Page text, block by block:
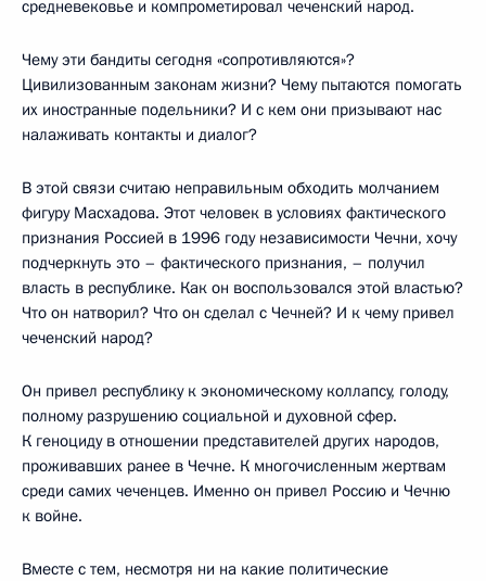
средневековье и компрометировал чеченский народ.
Чему эти бандиты сегодня «сопротивляются»?
Цивилизованным законам жизни? Чему пытаются помогать
их иностранные подельники? И с кем они призывают нас
налаживать контакты и диалог?
В этой связи считаю неправильным обходить молчанием
фигуру Масхадова. Этот человек в условиях фактического
признания Россией в 1996 году независимости Чечни, хочу
подчеркнуть это – фактического признания, – получил
власть в республике. Как он воспользовался этой властью?
Что он натворил? Что он сделал с Чечней? И к чему привел
чеченский народ?
Он привел республику к экономическому коллапсу, голоду,
полному разрушению социальной и духовной сфер.
К геноциду в отношении представителей других народов,
проживавших ранее в Чечне. К многочисленным жертвам
среди самих чеченцев. Именно он привел Россию и Чечню
к войне.
Вместе с тем, несмотря ни на какие политические